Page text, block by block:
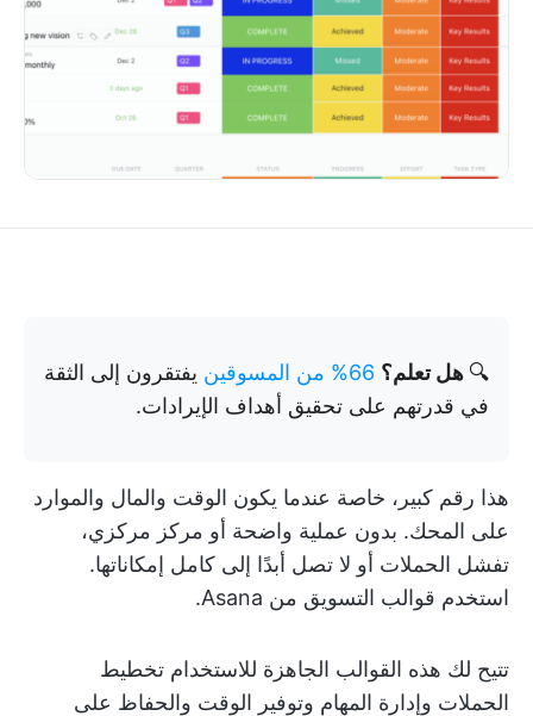
🔍 هل تعلم؟ 66% من المسوقين
يفتقرون إلى الثقة
في قدرتهم على تحقيق أهداف الإيرادات.
هذا رقم كبير، خاصة عندما يكون الوقت والمال والموارد
على المحك. بدون عملية واضحة أو مركز مركزي،
تفشل الحملات أو لا تصل أبدًا إلى كامل إمكاناتها.
استخدم قوالب التسويق من Asana.
تتيح لك هذه القوالب الجاهزة للاستخدام تخطيط
الحملات وإدارة المهام وتوفير الوقت والحفاظ على